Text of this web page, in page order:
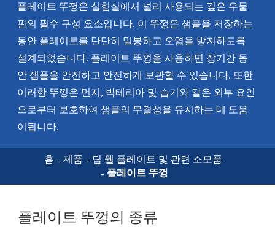
플레이트 뚜껑은 실험실에서 널리 사용되는 깊은 우물
판의 필수 구성 요소입니다. 이 뚜껑은 샘플을 저장하는
동안 플레이트를 단단히 밀봉하고 오염을 방지하도록
설계되었습니다. 플레이트 뚜껑을 사용하면 장기간 동
안 샘플을 안전하고 안전하게 보관할 수 있습니다. 또한
이러한 뚜껑은 먼지, 박테리아 및 습기와 같은 외부 요인
으로부터 보호하여 샘플의 무결성을 유지하는 데 도움
이됩니다.
홈 제품
딥 웰 플레이트 및 관련 소모품
플레이트 뚜껑
플레이트 뚜껑의 종류